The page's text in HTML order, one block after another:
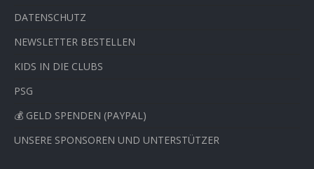
DATENSCHUTZ
NEWSLETTER BESTELLEN
KIDS IN DIE CLUBS
PSG
💰 GELD SPENDEN (PAYPAL)
UNSERE SPONSOREN UND UNTERSTÜTZER